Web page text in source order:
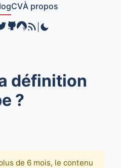
CVÀ propos
définition
?
de 6 mois, le contenu